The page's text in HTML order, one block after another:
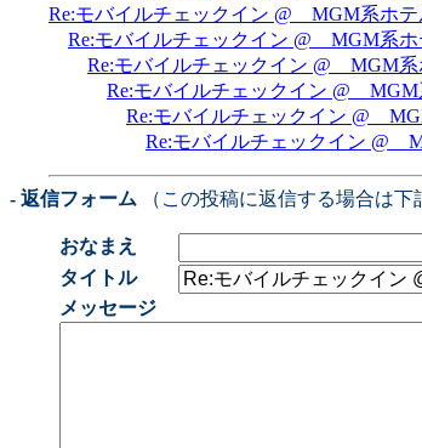
Re:モバイルチェックイン @ MGM系ホテ
Re:モバイルチェックイン @ MGM系ホ
Re:モバイルチェックイン @ MGM系
Re:モバイルチェックイン @ MGM
Re:モバイルチェックイン @
Re:モバイルチェックイン @
- 返信フォーム （この投稿に返信する場合は下
おなまえ
タイトル
メッセージ